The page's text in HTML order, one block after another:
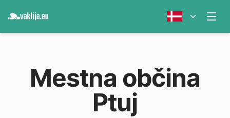
Mestna občina
Ptuj